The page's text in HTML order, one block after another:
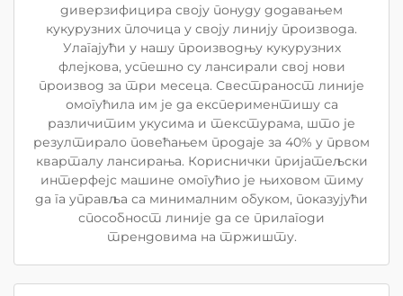
диверзифицира своју понуду додавањем
кукурузних плочица у своју линију производа.
Улагајући у нашу производњу кукурузних
флејкова, успешно су лансирали свој нови
производ за три месеца. Свестраност линије
омогућила им је да експериментишу са
различитим укусима и текстурама, што је
резултирало повећањем продаје за 40% у првом
кварталу лансирања. Кориснички пријатељски
интерфејс машине омогућио је њиховом тиму
да га управља са минималним обуком, показујући
способност линије да се прилагоди
трендовима на тржишту.